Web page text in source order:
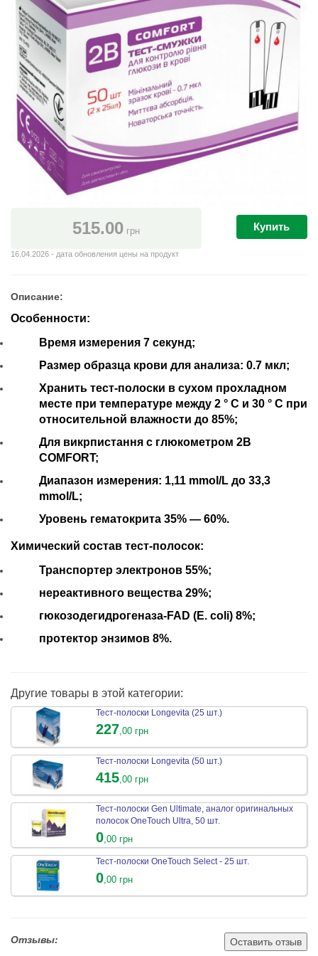
515.00грн
16.04.2026 - дата обновления цены на продукт
Купить
Описание:
Особенности:
Время измерения 7 секунд;
Размер образца крови для анализа: 0.7 мкл;
Хранить тест-полоски в сухом прохладном
месте при температуре между 2 ° C и 30 ° C при
относительной влажности до 85%;
Для викрпистання с глюкометром 2В
COMFORT;
Диапазон измерения: 1,11 mmol/L до 33,3
mmol/L;
Уровень гематокрита 35% — 60%.
Химический состав тест-полосок:
Транспортер электронов 55%;
нереактивного вещества 29%;
гюкозодегидрогеназа-FAD (E. coli) 8%;
протектор энзимов 8%.
Другие товары в этой категории:
Тест-полоски Longevita (25 шт.)
227,00 грн
Тест-полоски Longevita (50 шт.)
415 ,00 грн
Тест-полоски Gen Ultimate, аналог оригинальных
полосок OneTouch Ultra, 50 шт.
0,00 грн
Тест-полоски OneTouch Select - 25 шт.
0,00 грн
Отзывы: Оставить отзыв